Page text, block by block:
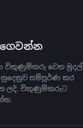
විකුණුම්කරු වෙත මුදල්
සම්පූර්ණ කර
ලදි, විකුණුම්කරුට